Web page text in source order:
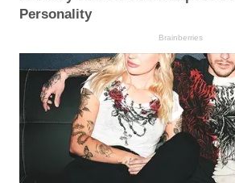
Personality
Brainberries